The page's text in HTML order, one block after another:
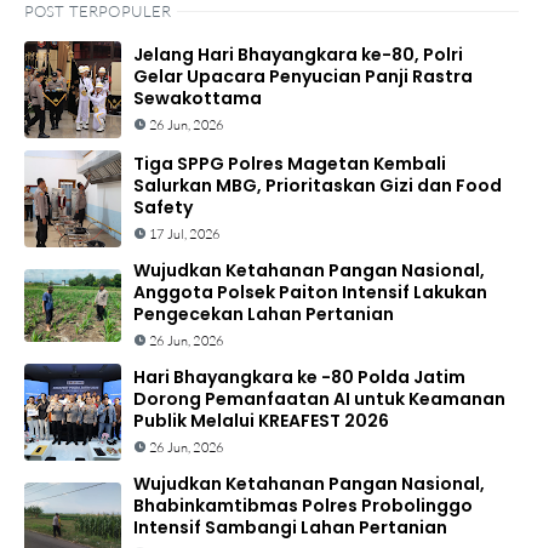
POST TERPOPULER
Jelang Hari Bhayangkara ke-80, Polri
Gelar Upacara Penyucian Panji Rastra
Sewakottama
26 Jun, 2026
Tiga SPPG Polres Magetan Kembali
Salurkan MBG, Prioritaskan Gizi dan Food
Safety
17 Jul, 2026
Wujudkan Ketahanan Pangan Nasional,
Anggota Polsek Paiton Intensif Lakukan
Pengecekan Lahan Pertanian
26 Jun, 2026
Hari Bhayangkara ke -80 Polda Jatim
Dorong Pemanfaatan AI untuk Keamanan
Publik Melalui KREAFEST 2026
26 Jun, 2026
Wujudkan Ketahanan Pangan Nasional,
Bhabinkamtibmas Polres Probolinggo
Intensif Sambangi Lahan Pertanian